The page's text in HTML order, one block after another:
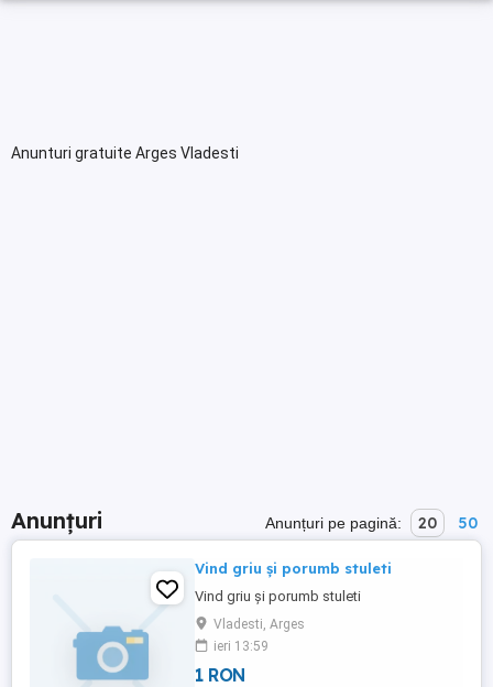
Anunturi gratuite Arges Vladesti
Anunțuri Anunțuri pe pagină: 20 50
Vind griu și porumb stuleti
Vind griu și porumb stuleti
Vladesti, Arges
ieri 13:59
1 RON